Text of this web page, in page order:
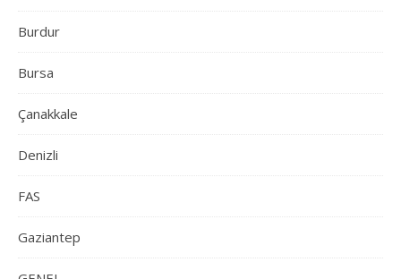
Burdur
Bursa
Çanakkale
Denizli
FAS
Gaziantep